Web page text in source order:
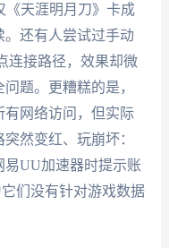
《天涯明月刀》卡成
还有人尝试过手动
连接路径，效果却微
题。更糟糕的是，
网络访问，但实际
然变红、玩崩坏：
易UU加速器时提示账
们没有针对游戏数据